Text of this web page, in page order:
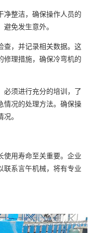
净整洁，确保操作人员的
免发生意外。
查，并记录相关数据。这
修理措施，确保冷弯机的
必须进行充分的培训，了
情况的处理方法。确保操
。
使用寿命至关重要。企业
联系言午机械，将有专业